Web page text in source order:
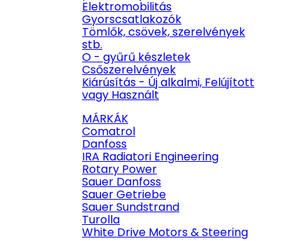
Elektromobilitás
Gyorscsatlakozók
Tömlők, csövek, szerelvények
stb.
O - gyűrű készletek
Csőszerelvények
Kiárúsítás - Új alkalmi, Felújított
vagy Használt
MÁRKÁK
Comatrol
Danfoss
IRA Radiatori Engineering
Rotary Power
Sauer Danfoss
Sauer Getriebe
Sauer Sundstrand
Turolla
White Drive Motors & Steering